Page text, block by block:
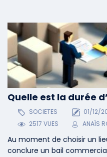
Quelle est la durée
SOCIETES 01/12/
2517 VUES
ANAÏS
Au moment de choisir un
conclure un bail